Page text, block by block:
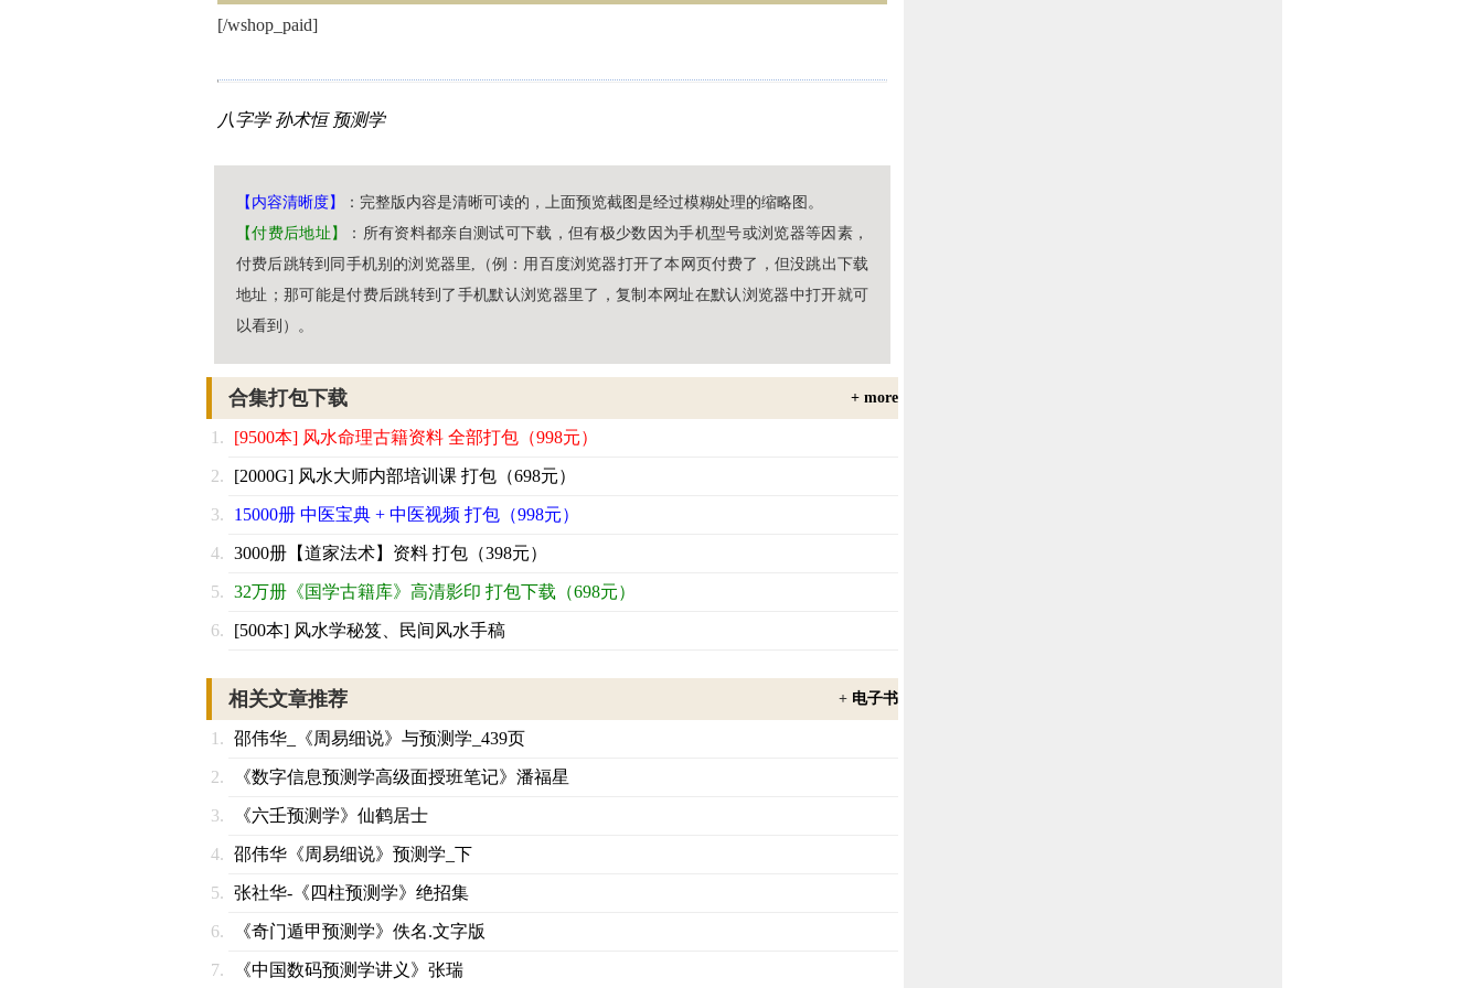
[/wshop_paid]
八字学 孙术恒 预测学
【内容清晰度】
：完整版内容是清晰可读的，上面预览截图是经过模糊处理的缩略图。
【付费后地址】
：所有资料都亲自测试可下载，但有极少数因为手机型号或浏览器等因素，
付费后跳转到同手机别的浏览器里,（例：用百度浏览器打开了本网页付费了，但没跳出下载
地址；那可能是付费后跳转到了手机默认浏览器里了，复制本网址在默认浏览器中打开就可
以看到）。
合集打包下载 + more
[9500本] 风水命理古籍资料 全部打包（998元）
[2000G] 风水大师内部培训课 打包（698元）
15000册 中医宝典 + 中医视频 打包（998元）
3000册【道家法术】资料 打包（398元）
32万册《国学古籍库》高清影印 打包下载（698元）
[500本] 风水学秘笈、民间风水手稿
相关文章推荐 + 电子书
邵伟华_《周易细说》与预测学_439页
《数字信息预测学高级面授班笔记》潘福星
《六壬预测学》仙鹤居士
邵伟华《周易细说》预测学_下
张社华-《四柱预测学》绝招集
《奇门遁甲预测学》佚名.文字版
《中国数码预测学讲义》张瑞